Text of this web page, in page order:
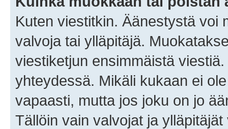
Kuten viestitkin. Äänestystä voi
valvoja tai ylläpitäjä.
viestiketjun ensimmäistä
yhteydessä. Mikäli kukaan ei
vapaasti, mutta jos joku on jo
Tällöin vain valvojat ja